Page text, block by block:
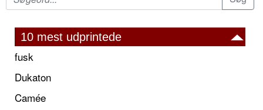
10 mest udprintede
fusk
Dukaton
Camée